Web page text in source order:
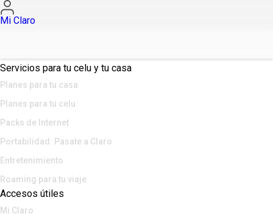
Mi Claro
Servicios para tu celu y tu casa
Planes para tu casa
Planes para tu celu
Packs de Internet
Portabilidad: Pasate a Claro
Entretenimiento
Roaming para tu viaje
Accesos útiles
Mi Claro